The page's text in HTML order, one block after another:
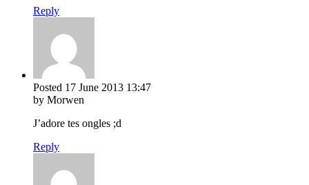
Reply
Posted 17 June 2013 13:47
by Morwen
J’adore tes ongles ;d
Reply